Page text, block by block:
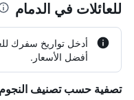
للعائلات في الدمام
أدخل تواريخ سفرك
أفضل الأسعار.
تصفية حسب تصنيف النجوم